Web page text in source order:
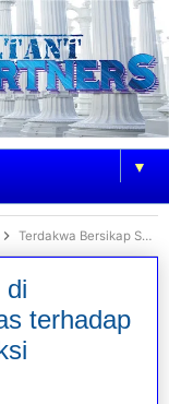
▼
Terdakwa Bersikap Sopan di Persidangan, namun Ganas terhadap Korban saat Melakukan Aksi Kejahatan
di
terhadap